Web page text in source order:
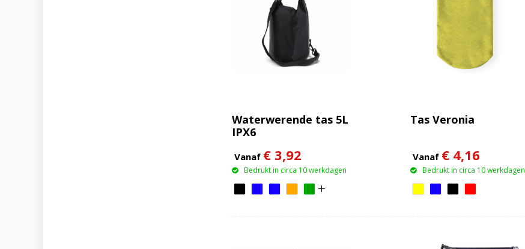
Waterwerende tas 5L
IPX6
Vanaf € 3,92
Bedrukt in circa 10 werkdagen
Tas Veronia
Vanaf € 4,16
Bedrukt in circa 10 werkdagen